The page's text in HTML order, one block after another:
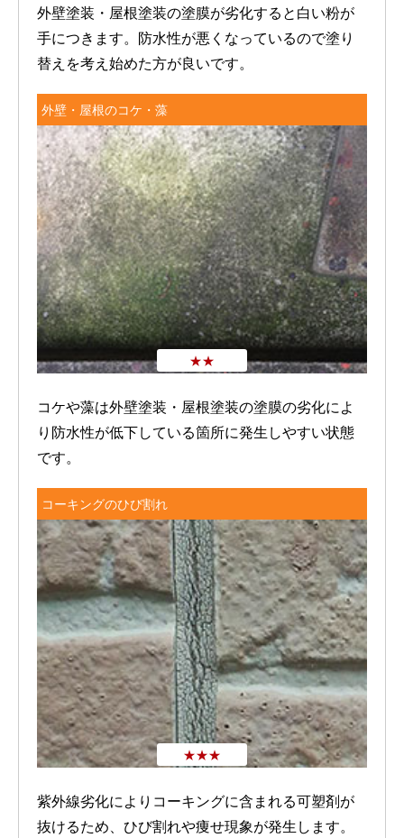
外壁塗装・屋根塗装の塗膜が劣化すると白い粉が
手につきます。防水性が悪くなっているので塗り
替えを考え始めた方が良いです。
外壁・屋根のコケ・藻
★★
コケや藻は外壁塗装・屋根塗装の塗膜の劣化によ
り防水性が低下している箇所に発生しやすい状態
です。
コーキングのひび割れ
★★★
紫外線劣化によりコーキングに含まれる可塑剤が
抜けるため、ひび割れや痩せ現象が発生します。